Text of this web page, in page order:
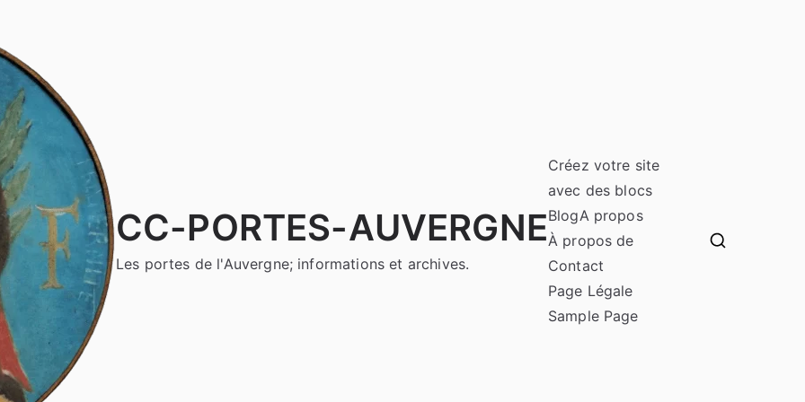
CC-PORTES-AUVERGNE
Les portes de l'Auvergne; informations et archives.
Créez votre site
avec des blocs
BlogA propos
À propos de
Contact
Page Légale
Sample Page